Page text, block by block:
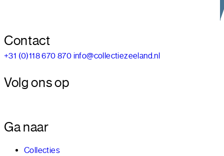
Contact
+31 (0)118 670 870 info@collectiezeeland.nl
Volg ons op
Ga naar
Collecties